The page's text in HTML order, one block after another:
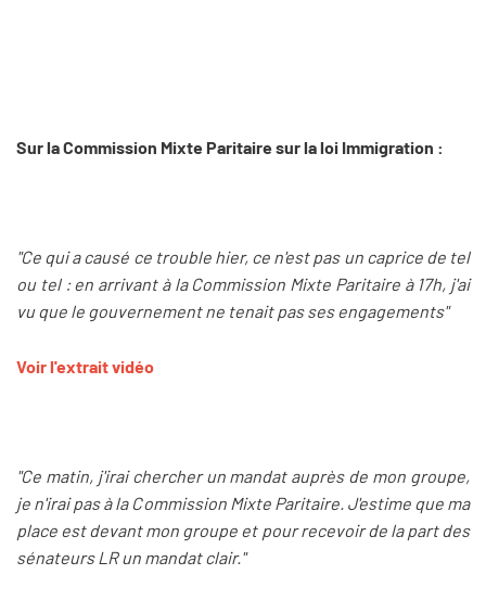
Sur la Commission Mixte Paritaire sur la loi Immigration :
"Ce qui a causé ce trouble hier, ce n'est pas un caprice de tel
ou tel : en arrivant à la Commission Mixte Paritaire à 17h, j'ai
vu que le gouvernement ne tenait pas ses engagements"
Voir l'extrait vidéo
"Ce matin, j'irai chercher un mandat auprès de mon groupe,
je n'irai pas à la Commission Mixte Paritaire. J'estime que ma
place est devant mon groupe et pour recevoir de la part des
sénateurs LR un mandat clair."